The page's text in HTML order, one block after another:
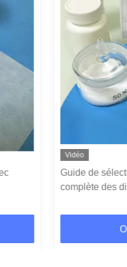
Vidéo
Tampon Bicine
s'adaptant de